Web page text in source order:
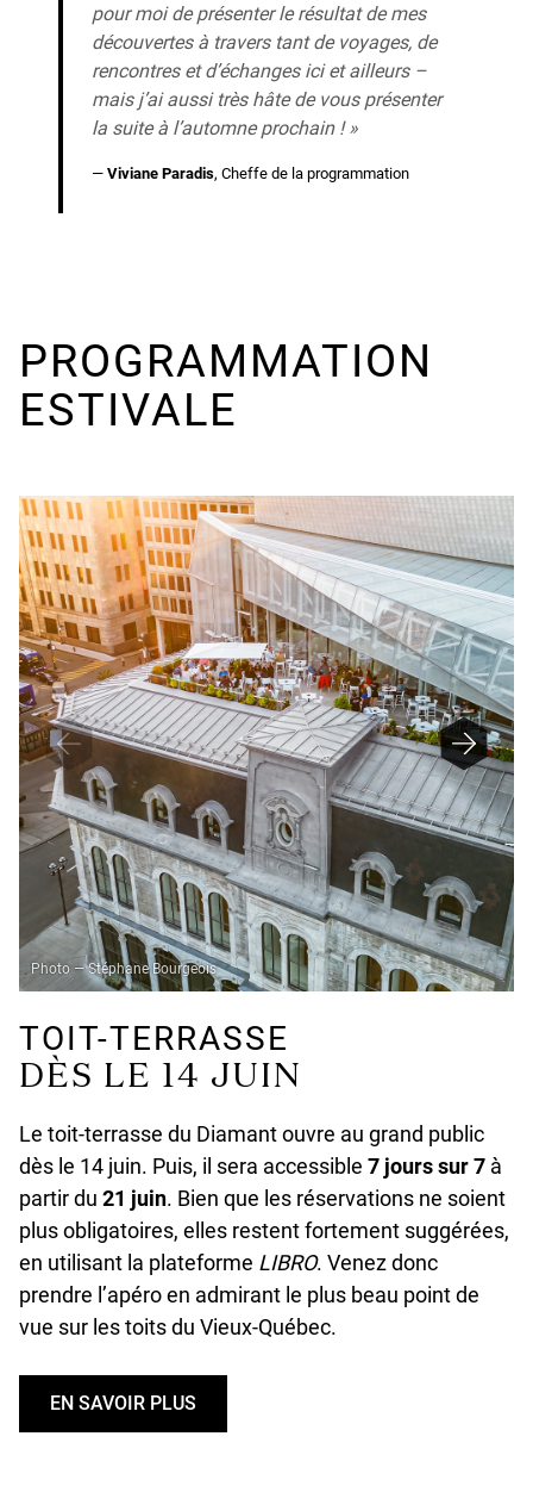
pour moi de présenter le résultat de mes
découvertes à travers tant de voyages, de
rencontres et d’échanges ici et ailleurs –
mais j’ai aussi très hâte de vous présenter
la suite à l’automne prochain ! »
—Viviane Paradis, Cheffe de la programmation
PROGRAMMA­TION
ESTIVALE
TOIT-TERRASSE
DÈS LE 14 JUIN
Le toit-terrasse du Diamant ouvre au grand public
dès le 14 juin. Puis, il sera accessible 7 jours sur 7 à
partir du 21 juin. Bien que les réservations ne soient
plus obligatoires, elles restent fortement suggérées,
en utilisant la plateforme LIBRO. Venez donc
prendre l’apéro en admirant le plus beau point de
vue sur les toits du Vieux-Québec.
EN SAVOIR PLUS
U
Photo — Stéphane Bourgeois